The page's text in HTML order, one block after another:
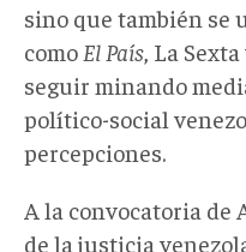
sino que también se
como El País , La
seguir minando
político-social
percepciones.
A la convocatoria de
de la justicia